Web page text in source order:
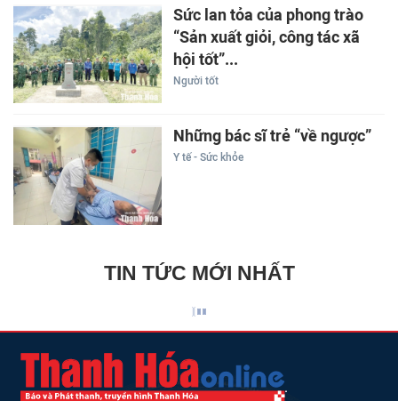
Sức lan tỏa của phong trào
“Sản xuất giỏi, công tác xã
hội tốt”...
Người tốt
Những bác sĩ trẻ “về ngược”
Y tế - Sức khỏe
TIN TỨC MỚI NHẤT